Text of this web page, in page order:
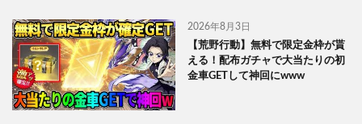
2026年8月3日
【荒野行動】無料で限定金枠が貰
える！配布ガチャで大当たりの初
金車GETして神回にwww